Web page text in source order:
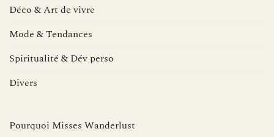
Déco & Art de vivre
Mode & Tendances
Spiritualité & Dév perso
Divers
Pourquoi Misses Wanderlust